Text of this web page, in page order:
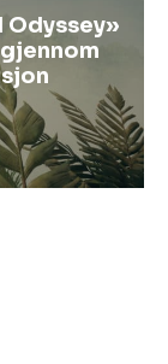
Odyssey»